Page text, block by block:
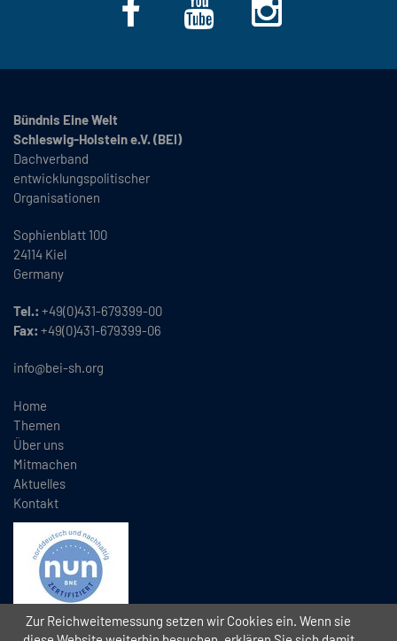
Bündnis Eine Welt
Schleswig-Holstein e.V. (BEI)
Dachverband
entwicklungspolitischer
Organisationen
Sophienblatt 100
24114 Kiel
Germany
Tel.: +49(0)431-679399-00
Fax: +49(0)431-679399-06
info@bei-sh.org
Home
Themen
Über uns
Mitmachen
Aktuelles
Kontakt
Zur Reichweitemessung setzen wir Cookies ein. Wenn sie